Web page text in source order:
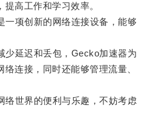
高工作和学习效率。
项创新的网络连接设备，能够
延迟和丢包，Gecko加速器为
连接，同时还能够管理流量、
世界的便利与乐趣，不妨考虑